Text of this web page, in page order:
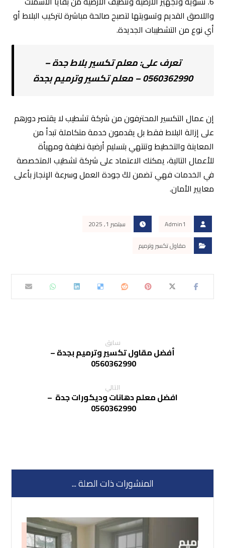
واللاصق القديم وتسويتها لتصبح صالحة مباشرة لتركيب البلاط أو
أي نوع من التشطيبات الجديدة.
تعرف على:معلم تكسير بلاط جدة –
0560362990 – معلم تكسير وترميم بجدة
إن عمال التكسير المحترفون من شركة تشطيب لا يقتصر دورهم
على إزالة البلاط فقط بل يقدمون خدمة متكاملة تبدأ من
المعاينة والتخطيط وتنتهي بتسليم أرضية نظيفة ومهيأة
للأعمال التالية، يمكنك الاعتماد على شركة تشطيب المتخصصة
في الخدمات فهي تضمن لكَ جودة العمل وسرعة الإنجاز بأعلى
معايير الأمان.
Admin1
سبتمبر 1, 2025
مقاول تكسير وترميم
سابق
أفضل مقاول تكسير وترميم بجدة –
0560362990
التالي
افضل معلم دهانات وديكورات جدة –
0560362990
المنشورات ذات الصلة ...